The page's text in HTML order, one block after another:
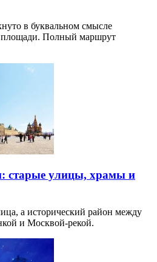
в буквальном смысле
площади. Полный маршрут
старые улицы, храмы и
а исторический район между
и Москвой-рекой.